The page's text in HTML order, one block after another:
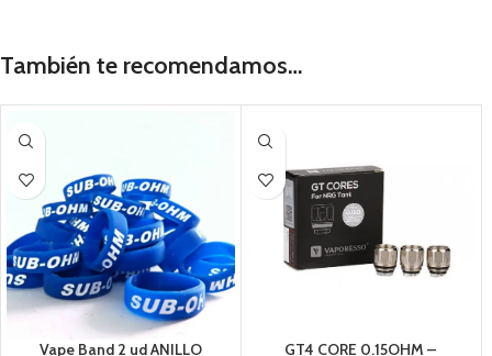
También te recomendamos…
Vape Band 2 ud ANILLO GT4 CORE 0.15OHM –